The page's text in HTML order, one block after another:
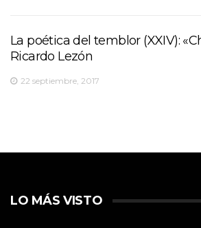
La poética del temblor (XXIV):
Ricardo Lezón
22 septiembre, 2017
LO MÁS VISTO